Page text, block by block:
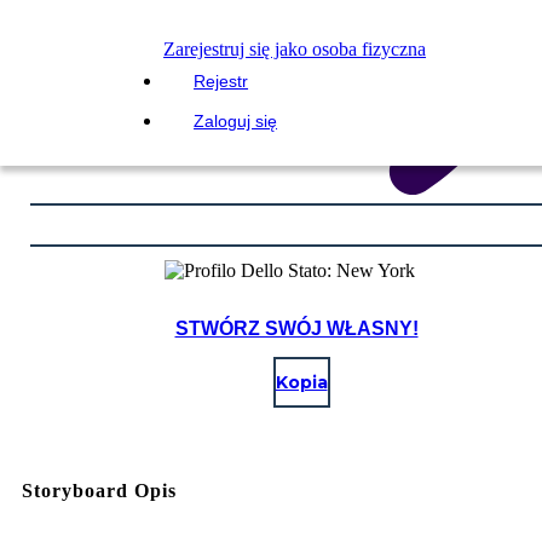
Zarejestruj się jako osoba fizyczna
Rejestr
Zaloguj się
STWÓRZ SWÓJ WŁASNY!
Kopia
Storyboard Opis